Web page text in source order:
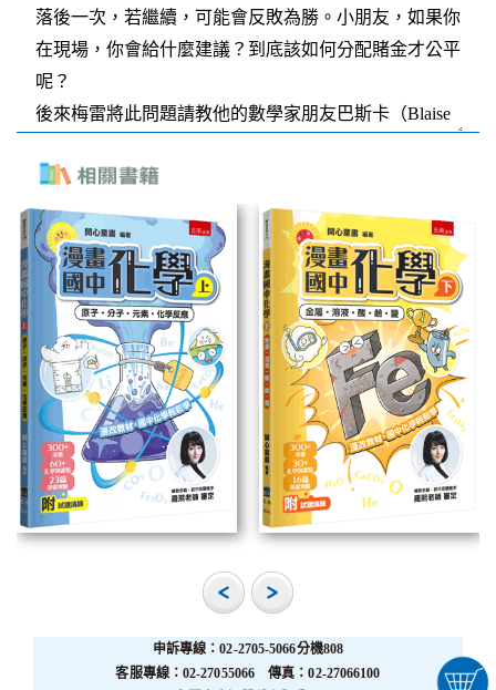
申訴專線：02-2705-5066分機808
客服專線：02-27055066 傳真：02-27066100